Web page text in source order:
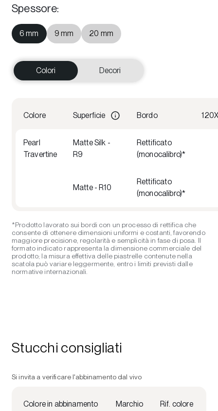
Spessore:
6 mm 9 mm 20 mm
Colori Decori
Colore Superficie Bordo
Pearl
Travertine
Matte Silk -
R9
Rettificato
(monocalibro)*
Matte - R10
Rettificato
(monocalibro)*
*Prodotto lavorato sui bordi con un processo di rettifica che
consente di ottenere dimensioni uniformi e costanti, favorendo
maggiore precisione, regolarità e semplicità in fase di posa. Il
formato indicato rappresenta la dimensione commerciale del
prodotto; la misura effettiva delle piastrelle contenute nella
scatola può variare leggermente, entro i limiti previsti dalle
normative internazionali.
Stucchi consigliati
Si invita a verificare l'abbinamento dal vivo
Colore in abbinamento Marchio Rif. colore